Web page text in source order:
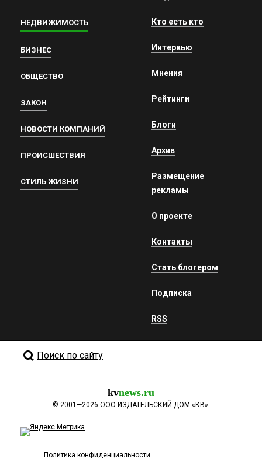
НЕДВИЖИМОСТЬ
БИЗНЕС
ОБЩЕСТВО
ЗАКОН
НОВОСТИ КОМПАНИЙ
ПРОИСШЕСТВИЯ
СТИЛЬ ЖИЗНИ
Кто есть кто
Интервью
Мнения
Рейтинги
Блоги
Архив
Размещение
рекламы
О проекте
Контакты
Стать блогером
Подписка
RSS
Поиск по сайту
kvnews.ru
© 2001—2026 ООО ИЗДАТЕЛЬСКИЙ ДОМ «КВ».
Политика конфиденциальности